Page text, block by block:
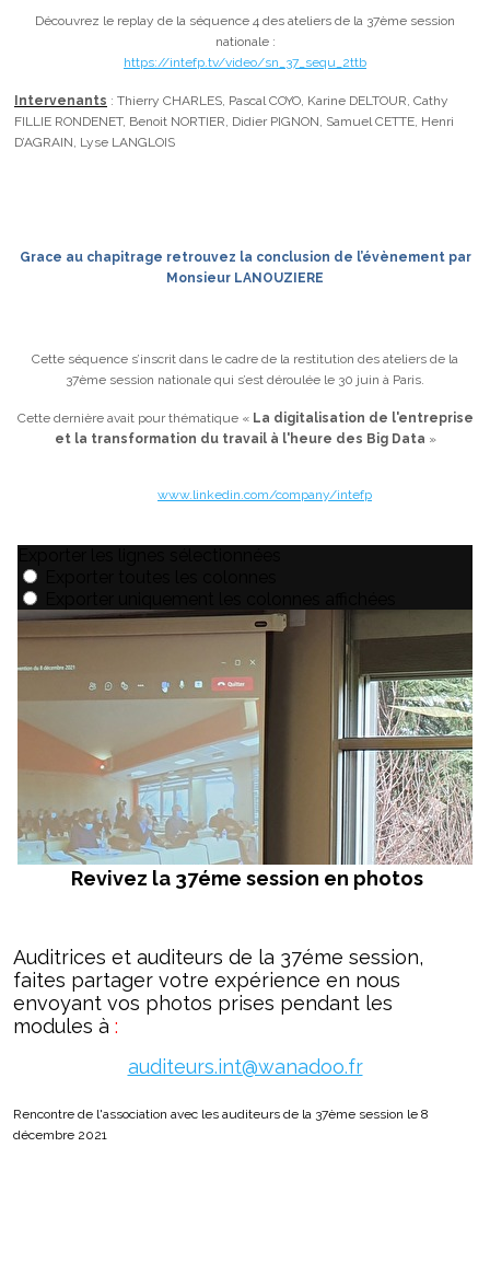
Découvrez le replay de la séquence 4 des ateliers de la 37ème session
nationale :
https://intefp.tv/video/sn_37_sequ_2ttb
Intervenants : Thierry CHARLES, Pascal COYO, Karine DELTOUR, Cathy
FILLIE RONDENET, Benoit NORTIER, Didier PIGNON, Samuel CETTE, Henri
D’AGRAIN, Lyse LANGLOIS
Grace au chapitrage retrouvez la conclusion de l’évènement par
Monsieur LANOUZIERE
Cette séquence s’inscrit dans le cadre de la restitution des ateliers de la
37ème session nationale qui s’est déroulée le 30 juin à Paris.
Cette dernière avait pour thématique « La digitalisation de l'entreprise
et la transformation du travail à l'heure des Big Data »
www.linkedin.com/company/intefp
Revivez la 37éme session en photos
Auditrices et auditeurs de la 37éme session,
faites partager votre expérience en nous
envoyant vos photos prises pendant les
modules à :
auditeurs.int@wanadoo.fr
Rencontre de l'association avec les auditeurs de la 37ème session le 8
décembre 2021